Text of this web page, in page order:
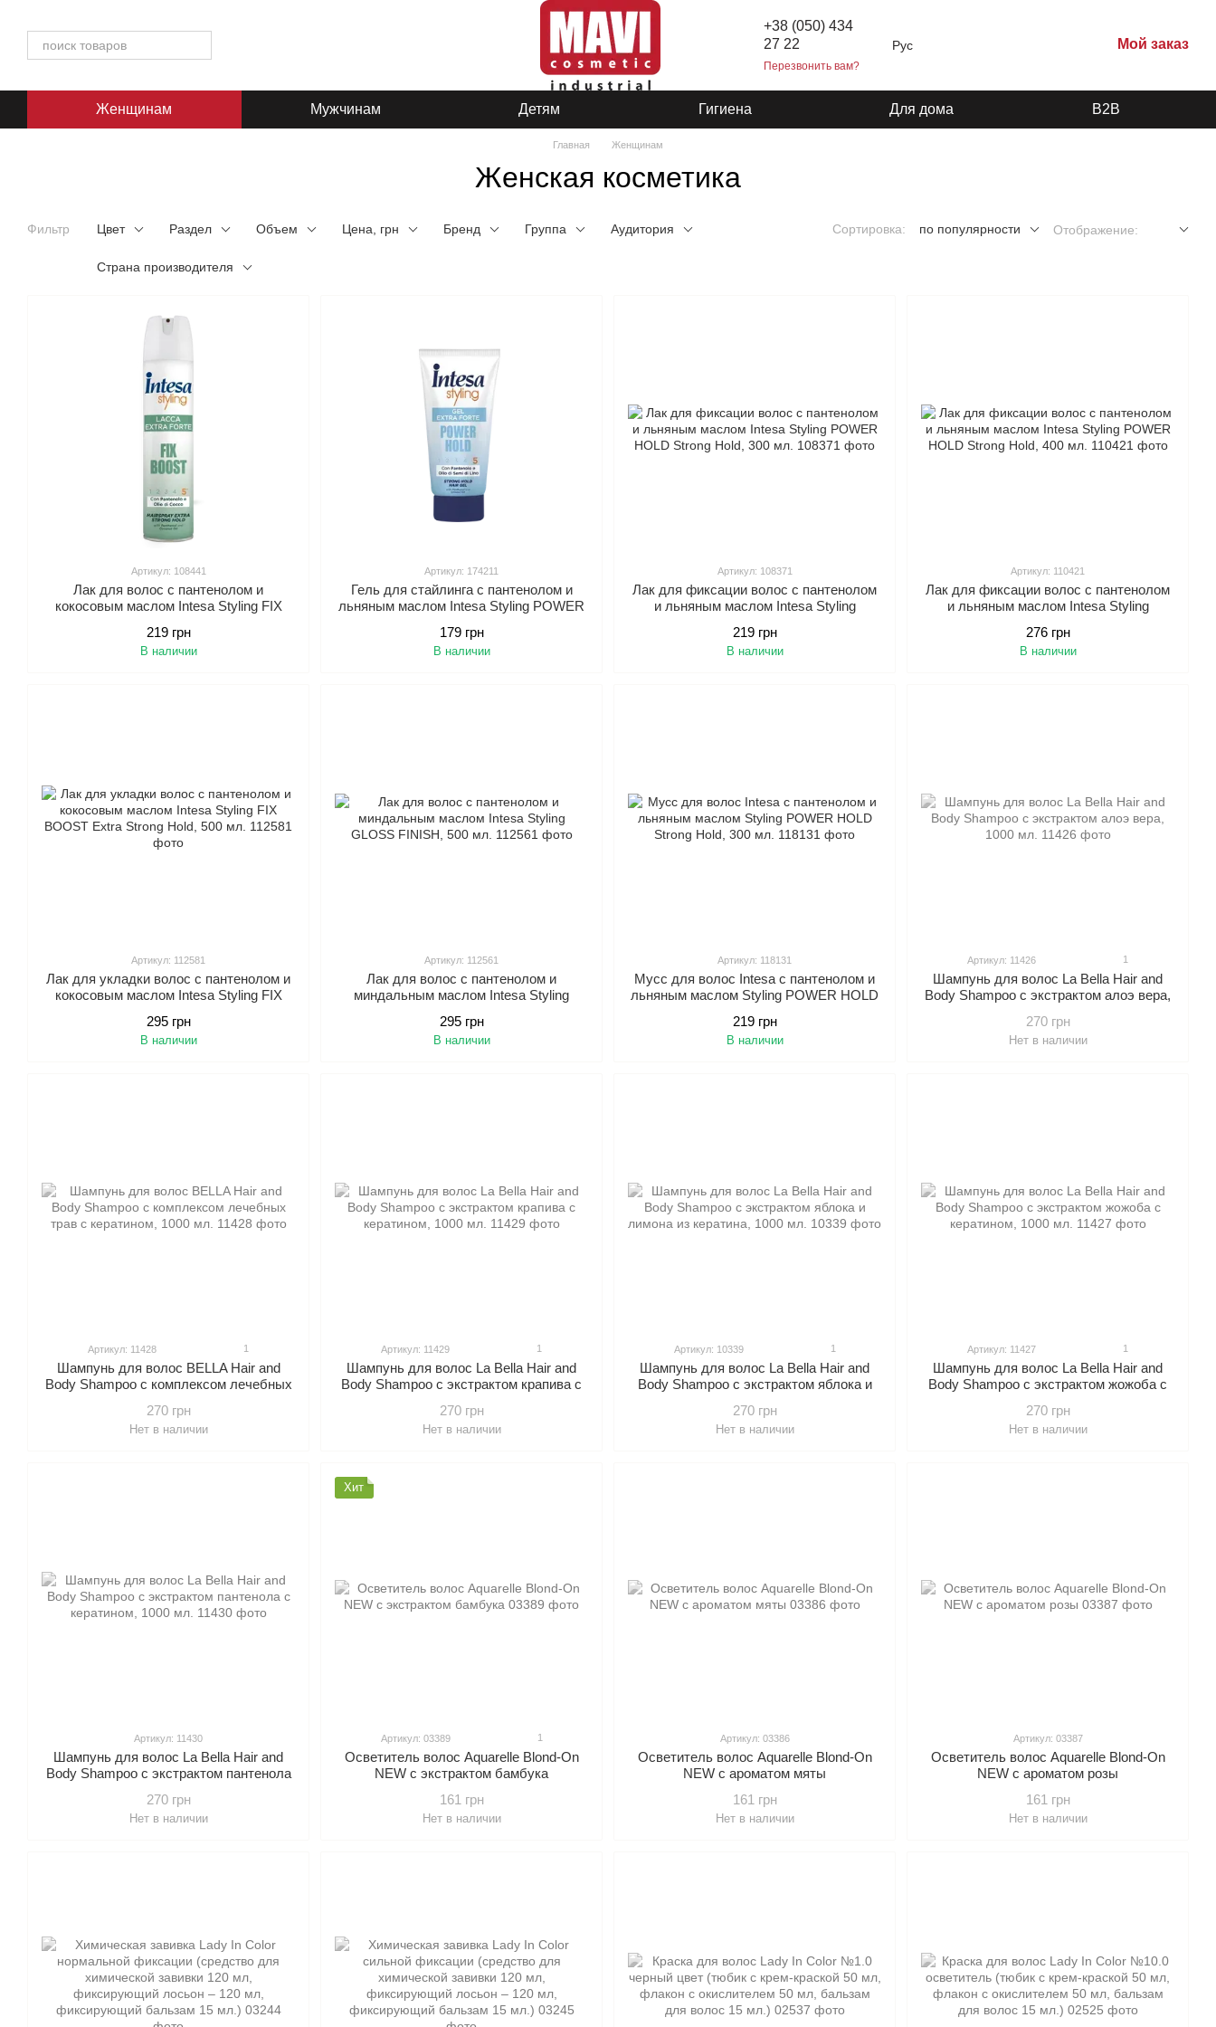
+38 (050) 434
27 22
Перезвонить вам?
Рус Мой заказ
Женщинам Мужчинам Детям Гигиена Для дома B2B
Главная Женщинам
Женская косметика
Фильтр Цвет Раздел Объем Цена, грн Бренд Группа Аудитория
Страна производителя
Сортировка: по популярности Отображение:
Артикул: 108441
Лак для волос с пантенолом и
кокосовым маслом Intesa Styling FIX
219 грн
В наличии
Артикул: 174211
Гель для стайлинга с пантенолом и
льняным маслом Intesa Styling POWER
179 грн
В наличии
Артикул: 108371
Лак для фиксации волос с пантенолом
и льняным маслом Intesa Styling
219 грн
В наличии
Артикул: 110421
Лак для фиксации волос с пантенолом
и льняным маслом Intesa Styling
276 грн
В наличии
Артикул: 112581
Лак для укладки волос с пантенолом и
кокосовым маслом Intesa Styling FIX
295 грн
В наличии
Артикул: 112561
Лак для волос с пантенолом и
миндальным маслом Intesa Styling
295 грн
В наличии
Артикул: 118131
Мусс для волос Intesa с пантенолом и
льняным маслом Styling POWER HOLD
219 грн
В наличии
Артикул: 11426 1
Шампунь для волос La Bella Hair and
Body Shampoo с экстрактом алоэ вера,
270 грн
Нет в наличии
Артикул: 11428 1
Шампунь для волос BELLA Hair and
Body Shampoo с комплексом лечебных
270 грн
Нет в наличии
Артикул: 11429 1
Шампунь для волос La Bella Hair and
Body Shampoo с экстрактом крапива с
270 грн
Нет в наличии
Артикул: 10339 1
Шампунь для волос La Bella Hair and
Body Shampoo с экстрактом яблока и
270 грн
Нет в наличии
Артикул: 11427 1
Шампунь для волос La Bella Hair and
Body Shampoo с экстрактом жожоба с
270 грн
Нет в наличии
Артикул: 11430
Шампунь для волос La Bella Hair and
Body Shampoo с экстрактом пантенола
270 грн
Нет в наличии
Хит
Артикул: 03389 1
Осветитель волос Aquarelle Blond-On
NEW с экстрактом бамбука
161 грн
Нет в наличии
Артикул: 03386
Осветитель волос Aquarelle Blond-On
NEW с ароматом мяты
161 грн
Нет в наличии
Артикул: 03387
Осветитель волос Aquarelle Blond-On
NEW с ароматом розы
161 грн
Нет в наличии